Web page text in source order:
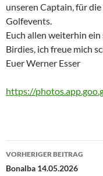
unseren Captain, für
Golfevents.
Euch allen weiterhin ein
Birdies, ich freue mich
Euer Werner Esser
https://
VORHERIGER BEITRAG
Bonalba 14.05.2026